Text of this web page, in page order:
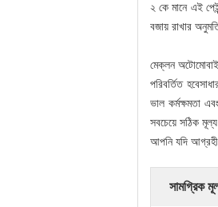
২ কে মানে এই
বজায় রাখার
মেক্লন
পরিবর্তিত
ভাল কর্মক্ষমতা
সবচেয়ে সঠিক
আপনি যদি
সামগ্রিক